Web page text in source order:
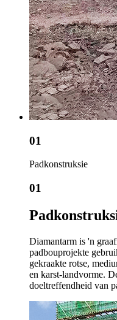
01
Padkonstruksie
01
Diamantarm is 'n
padbouprojekte
gekraakte rotse,
en karst-landvorme.
doeltreffendheid van